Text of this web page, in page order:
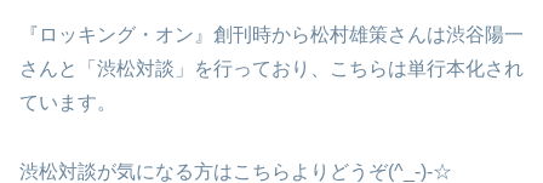
『ロッキング・オン』創刊時から松村雄策さんは渋谷陽一
さんと「渋松対談」を行っており、こちらは単行本化され
ています。
渋松対談が気になる方はこちらよりどうぞ(^_-)-☆